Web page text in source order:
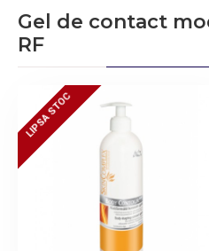
Gel de contact
RF
LIPSA STOC
LIPSA STOC